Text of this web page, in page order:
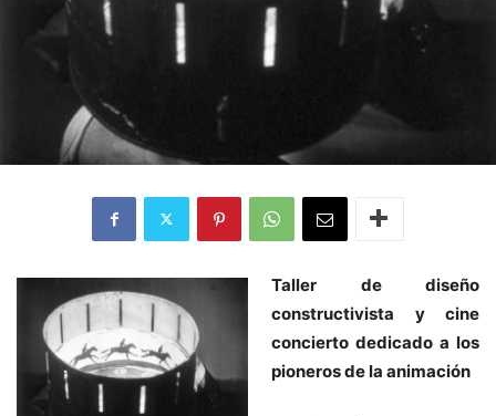
Taller de diseño
constructivista y cine
concierto dedicado a los
pioneros de la animación